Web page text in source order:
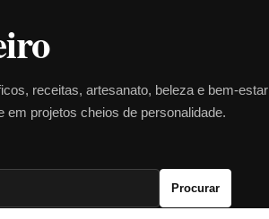
receitas, artesanato, beleza e bem-estar
em projetos cheios de personalidade.
Procurar